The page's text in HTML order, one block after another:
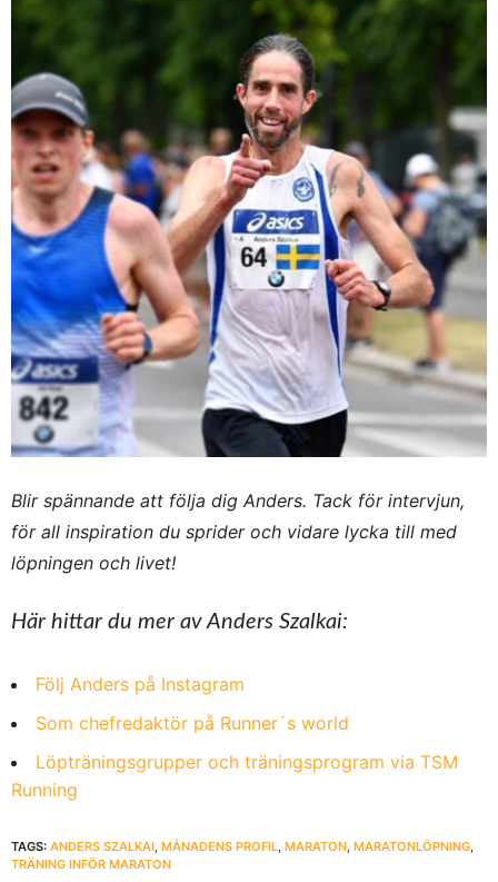
Blir spännande att följa dig Anders. Tack för intervjun,
för all inspiration du sprider och vidare lycka till med
löpningen och livet!
Här hittar du mer av Anders Szalkai:
Följ Anders på Instagram
Som chefredaktör på Runner´s world
Löpträningsgrupper och träningsprogram via TSM
Running
TAGS: ANDERS SZALKAI MÅNADENS PROFIL MARATON MARATONLÖPNING
TRÄNING INFÖR MARATON